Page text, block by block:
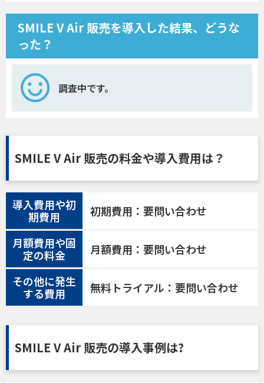
SMILE V Air 販売を導入した結果、どうな
った？
調査中です。
SMILE V Air 販売の料金や導入費用は？
導入費用や初
期費用
初期費用：要問い合わせ
月額費用や固
定の料金
月額費用：要問い合わせ
その他に発生
する費用
無料トライアル：要問い合わせ
SMILE V Air 販売の導入事例は?